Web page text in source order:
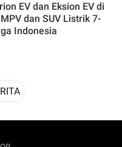
EV dan Eksion EV di
dan SUV Listrik 7-
Indonesia